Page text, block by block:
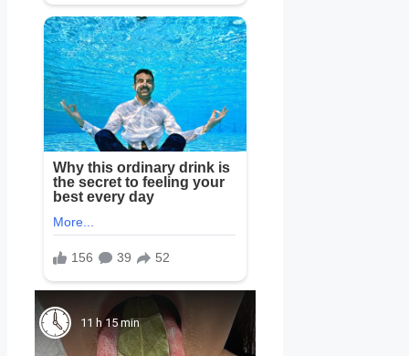
11 h 15 min